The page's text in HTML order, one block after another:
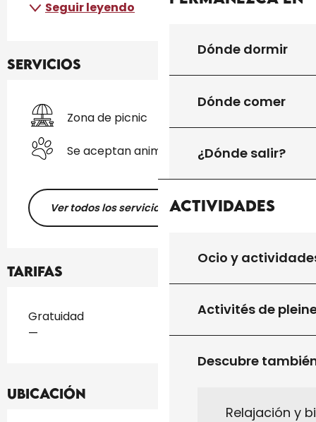
Dónde dormir
Dónde comer
¿Dónde salir?
Actividades
Ocio y
Activités de
Descubre
Relajación y
Seguir leyendo
Servicios
Zona de picnic
Se aceptan animales
Ver todos los servicios
Tarifas
Tarifas 2026
Gratuidad
—
Ubicación